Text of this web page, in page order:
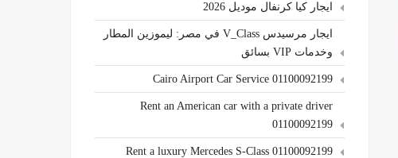
ايجار كيا كرنفال موديل 2026
ايجار مرسيدس V_Class في مصر: ليموزين المطار
وخدمات VIP بسائق
Cairo Airport Car Service 01100092199
Rent an American car with a private driver
01100092199
Rent a luxury Mercedes S-Class 01100092199